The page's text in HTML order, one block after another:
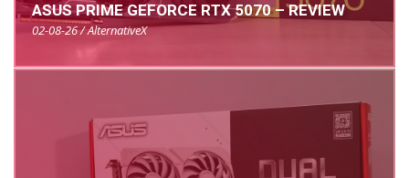
ASUS PRIME GEFORCE RTX 5070 – REVIEW
02-08-26 / AlternativeX